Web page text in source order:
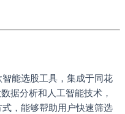
能选股工具，集成于同花
据分析和人工智能技术，
，能够帮助用户快速筛选